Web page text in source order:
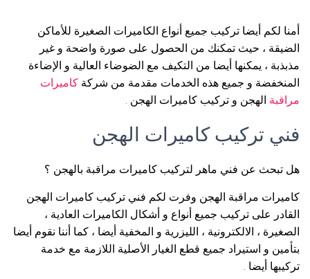
أمنا لكم أيضا تركيب جميع أنواع الكاميرات الصغيرة للأماكن
الضيقة ، حيث تمكنك من الحصول على صورة واضحة و غير
مذبذبة ، يمكنها أيضا من التكيف مع الضوضاء العالية و الإضاءة
المنخفضة و جميع هذه الخدمات مقدمة من شركة كاميرات
مراقبة الهجن و تركيب كاميرات الهجن .
فني تركيب كاميرات الهجن
هل تبحث عن فني ماهر لتركيب كاميرات مراقبة بالهجن ؟
كاميرات مراقبة الهجن وفرت لكم فني تركيب كاميرات الهجن
القادر على تركيب جميع أنواع و أشكال الكاميرات العادية ،
الصغيرة ، الالكترونية ، الليزرية و المخفية أيضا ، كما أننا نقوم أيضا
بتأمين و استيراد جميع قطع الغيار الأصلية اللازمة مع خدمة
تركيبها أيضا .